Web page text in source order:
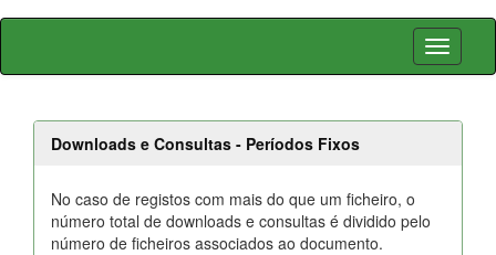
Skip
Downloads e Consultas - Períodos Fixos
No caso de registos com mais do que um ficheiro, o
número total de downloads e consultas é dividido pelo
número de ficheiros associados ao documento.